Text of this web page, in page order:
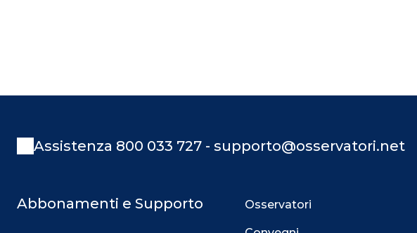
Assistenza 800 033 727 - supporto@osservatori.net
Abbonamenti e Supporto Osservatori